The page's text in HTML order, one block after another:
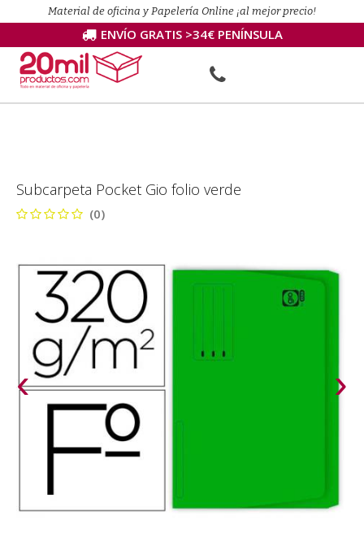
Material de oficina y Papelería Online ¡al mejor precio!
ENVÍO GRATIS >34€ PENÍNSULA
Subcarpeta Pocket Gio folio verde
(0)
‹ ›